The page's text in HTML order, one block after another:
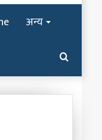
अन्य
Search
for